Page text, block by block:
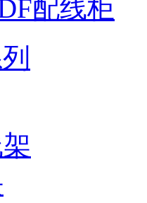
配线柜